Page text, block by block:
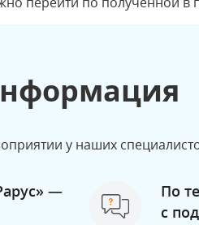
у наших
—
По
с